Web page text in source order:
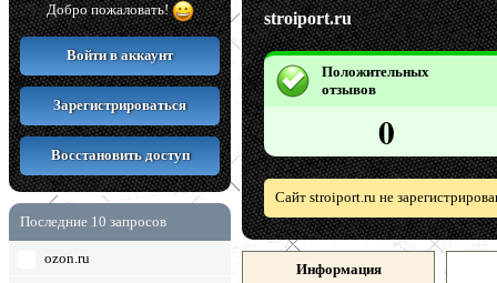
Добро пожаловать!
Войти в аккаунт
Зарегистрироваться
Восстановить доступ
Последние 10 запросов
ozon.ru
stroiport.ru
Положительных
отзывов
0
Сайт stroiport.ru не
Информация